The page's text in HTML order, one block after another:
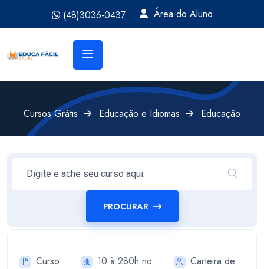
(48)3036-0437 Área do Aluno
Cursos Grátis Educação e Idiomas Educação
PROCURAR
Curso
10 à 280h no
Carteira de